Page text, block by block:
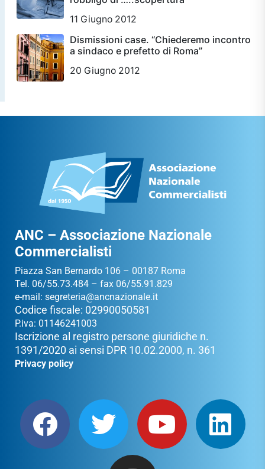
11 Giugno 2012
Dismissioni case. “Chiederemo incontro
a sindaco e prefetto di Roma”
20 Giugno 2012
ANC – Associazione Nazionale
Commercialisti
Piazza San Bernardo 106 – 00187 Roma
Tel. 06/55.73.484 – fax 06/55.91.829
e-mail: segreteria@ancnazionale.it
Codice fiscale: 02990050581
P.iva: 01146241003
Iscrizione al registro persone giuridiche n.
1391/2020 ai sensi DPR 10.02.2000, n. 361
Privacy policy